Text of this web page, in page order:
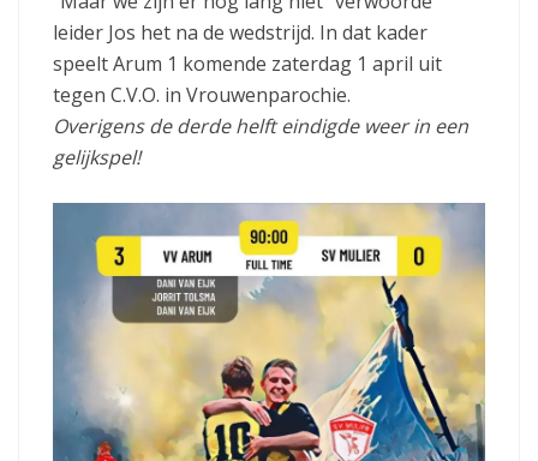
leider Jos het na de wedstrijd. In dat kader
speelt Arum 1 komende zaterdag 1 april uit
tegen C.V.O. in Vrouwenparochie.
Overigens de derde helft eindigde weer in een
gelijkspel!